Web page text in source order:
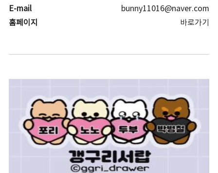
E-mail
bunny11016@naver.com
홈페이지
바로가기